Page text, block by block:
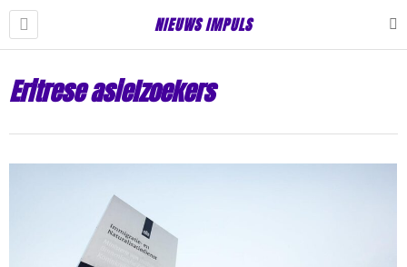
NIEUWS IMPULS
Eritrese asielzoekers